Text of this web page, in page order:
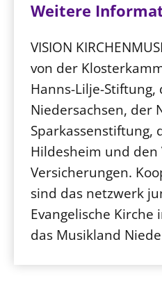
Weitere
VISION
von der
Hanns-Lilje-Stiftung,
Niedersachsen, der
Sparkassenstiftung,
Hildesheim und den
Versicherungen.
sind das netzwerk
Evangelische
das Musikland